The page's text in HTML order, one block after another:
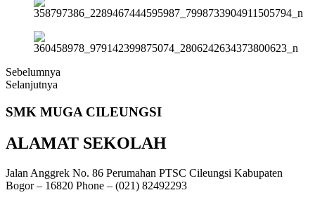
Sebelumnya
Selanjutnya
SMK MUGA CILEUNGSI
ALAMAT SEKOLAH
Jalan Anggrek No. 86 Perumahan PTSC Cileungsi Kabupaten
Bogor – 16820 Phone – (021) 82492293